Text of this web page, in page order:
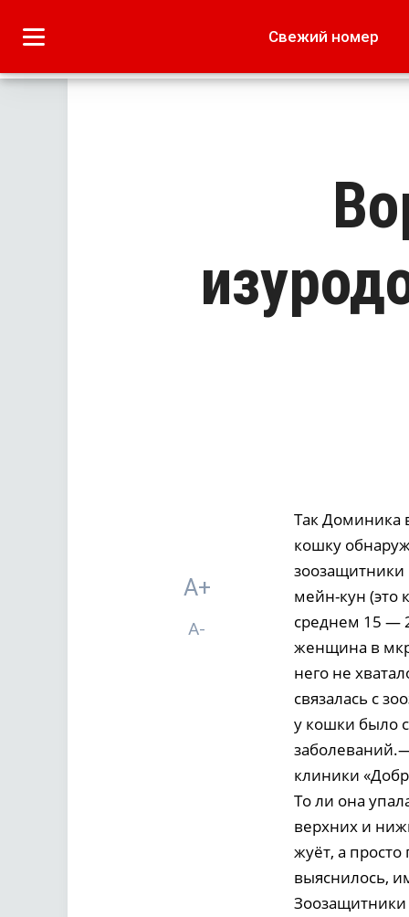
Свежий номер
Лето наших
A+
A-
Так Доминика
кошку
зоозащитники
мейн-кун (это
среднем 15 —
женщина в
него не
связалась с
у кошки было
клиники
То ли она
верхних и
жуёт, а
выяснилось,
Зоозащитники